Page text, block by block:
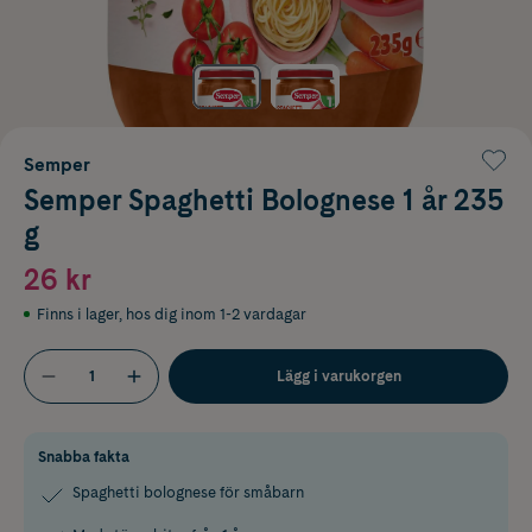
Semper
Semper Spaghetti Bolognese 1 år 235
g
26 kr
Finns i lager, hos dig inom 1-2 vardagar
Lägg i varukorgen
Snabba fakta
Spaghetti bolognese för småbarn